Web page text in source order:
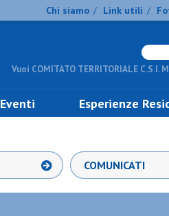
Chi siamo / Link utili /
Vuoi COMITATO TERRITORIALE C.S.I.
Eventi Esperienze
COMUNICATI